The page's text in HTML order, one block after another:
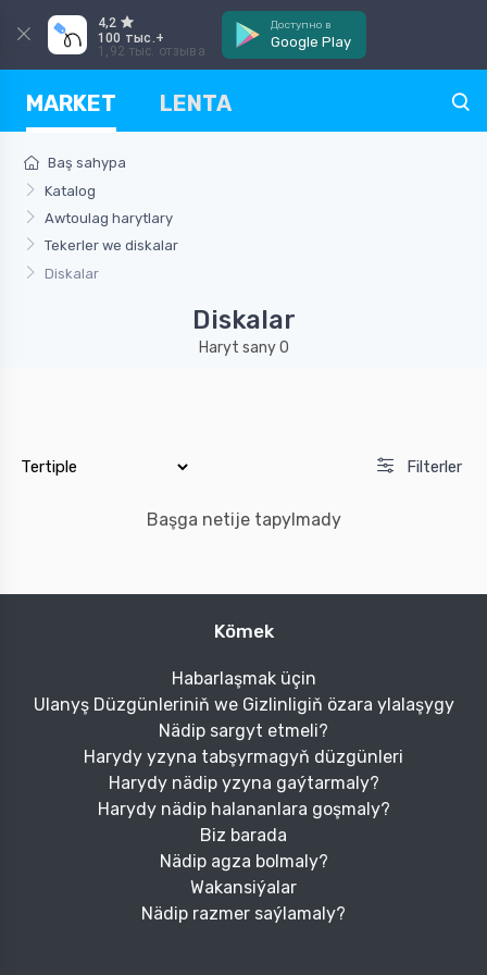
4,2
100 тыс.+
1,92 тыс. отзыва
Доступно в
Google Play
MARKET LENTA
Baş sahypa
Katalog
Awtoulag harytlary
Tekerler we diskalar
Diskalar
Diskalar
Haryt sany 0
Filterler
Başga netije tapylmady
Kömek
Habarlaşmak üçin
Ulanyş Düzgünleriniň we Gizlinligiň özara ylalaşygy
Nädip sargyt etmeli?
Harydy yzyna tabşyrmagyň düzgünleri
Harydy nädip yzyna gaýtarmaly?
Harydy nädip halananlara goşmaly?
Biz barada
Nädip agza bolmaly?
Wakansiýalar
Nädip razmer saýlamaly?